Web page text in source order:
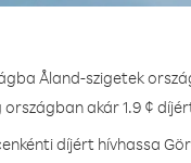
Åland-szigetek
akár 1.9 ¢
díjért hívhassa